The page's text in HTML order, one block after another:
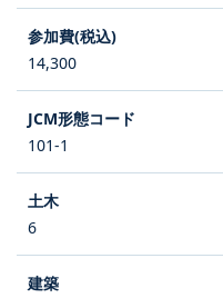
14,300
101-1
6